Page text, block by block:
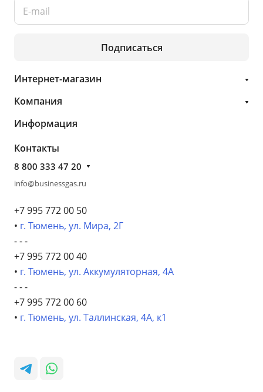
Подписаться
Интернет-магазин
Компания
Информация
Контакты
8 800 333 47 20
info@businessgas.ru
+7 995 772 00 50
• г. Тюмень, ул. Мира, 2Г
- - -
+7 995 772 00 40
• г. Тюмень, ул. Аккумуляторная, 4А
- - -
+7 995 772 00 60
• г. Тюмень, ул. Таллинская, 4А, к1